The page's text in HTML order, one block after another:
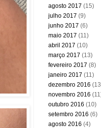
agosto 2017 (15)
julho 2017 (9)
junho 2017 (6)
maio 2017 (11)
abril 2017 (10)
março 2017 (13)
fevereiro 2017 (8)
janeiro 2017 (11)
dezembro 2016
novembro 2016
outubro 2016 (10)
setembro 2016 (6)
agosto 2016 (4)